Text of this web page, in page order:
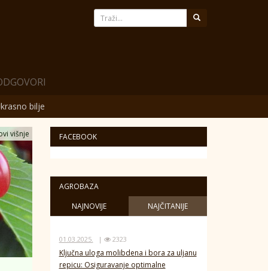
bilje
višnje FACEBOOK
AGROBAZA
NAJNOVIJE
NAJČITANIJE
01.03.2025. | 2323
Ključna uloga molibdena i bora za uljanu
repicu: Osiguravanje optimalne